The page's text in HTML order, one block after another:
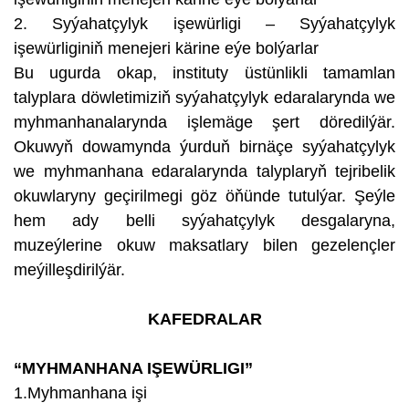
2. Syýahatçylyk işewürligi – Syýahatçylyk
işewürliginiň menejeri kärine eýe bolýarlar
Bu ugurda okap, instituty üstünlikli tamamlan
talyplara döwletimiziň syýahatçylyk edaralarynda we
myhmanhanalarynda işlemäge şert döredilýär.
Okuwyň dowamynda ýurduň birnäçe syýahatçylyk
we myhmanhana edaralarynda talyplaryň tejribelik
okuwlaryny geçirilmegi göz öňünde tutulýar. Şeýle
hem ady belli syýahatçylyk desgalaryna,
muzeýlerine okuw maksatlary bilen gezelençler
meýilleşdirilýär.
KAFEDRALAR
“MYHMANHANA IŞEWÜRLIGI”
1.Myhmanhana işi